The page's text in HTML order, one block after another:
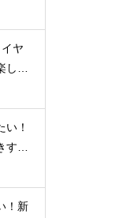
ヤ
しく
！
する
！新